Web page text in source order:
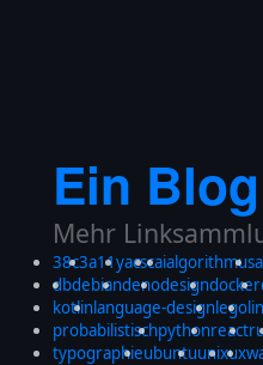
Ein Blog
Mehr
38c3a11yacscaialgorithmus
dbdebiandenodesigndocker
kotlinlanguage-designlego
probabilistischpythonreact
typographieubuntuunixux